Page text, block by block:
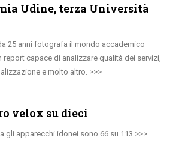
Udine, terza Università
25 anni fotografa il mondo accademico
report capace di analizzare qualità dei servizi,
e molto altro.
velox su dieci
gli apparecchi idonei sono 66 su 113